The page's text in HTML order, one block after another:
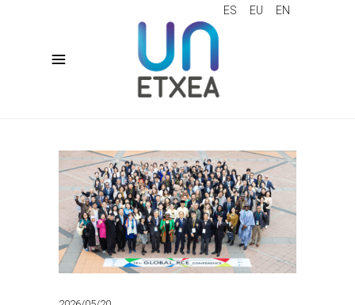
ES EU EN